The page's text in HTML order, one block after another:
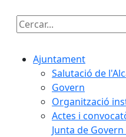
Cercar:
Ajuntament
Salutació de
Govern
Organització
Actes i
Junta de Govern